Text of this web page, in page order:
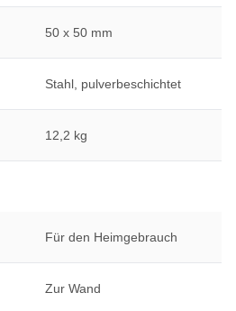
50 x 50 mm
Stahl, pulverbeschichtet
12,2 kg
Für den Heimgebrauch
Zur Wand